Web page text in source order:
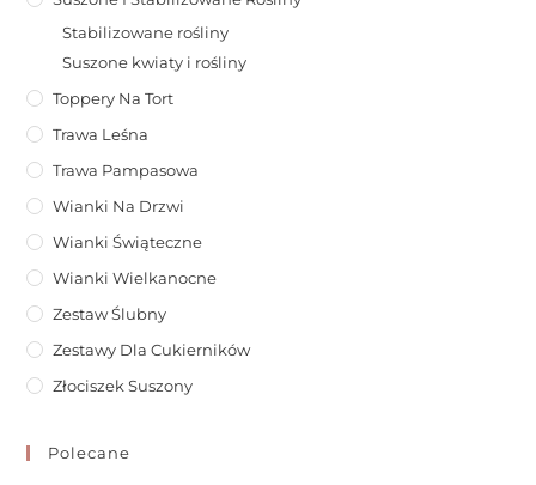
Stabilizowane rośliny
Suszone kwiaty i rośliny
Toppery Na Tort
Trawa Leśna
Trawa Pampasowa
Wianki Na Drzwi
Wianki Świąteczne
Wianki Wielkanocne
Zestaw Ślubny
Zestawy Dla Cukierników
Złociszek Suszony
Polecane